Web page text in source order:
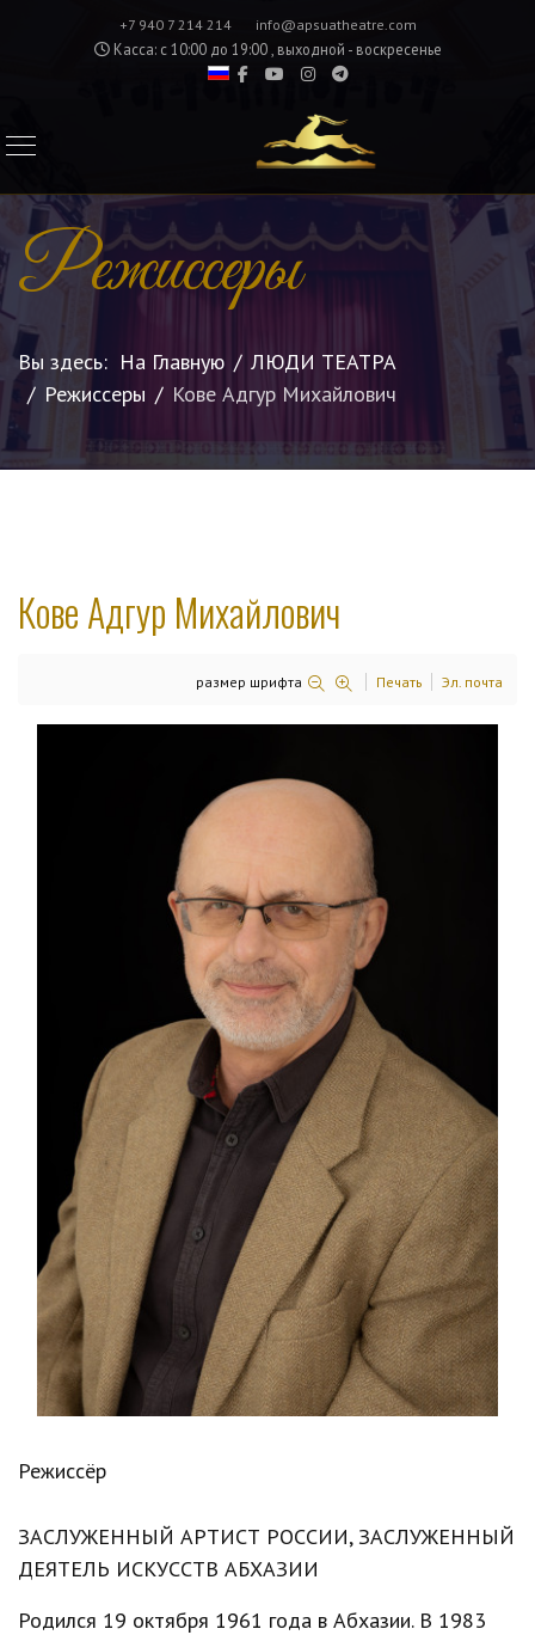
+7 940 7 214 214 info@apsuatheatre.com
Касса: с 10:00 до 19:00 , выходной - воскресенье
Режиссеры
Вы здесь: На Главную
ЛЮДИ ТЕАТРА
Режиссеры
Кове Адгур Михайлович
Кове Адгур Михайлович
размер шрифта Печать Эл. почта
Режиссёр
ЗАСЛУЖЕННЫЙ АРТИСТ РОССИИ, ЗАСЛУЖЕННЫЙ
ДЕЯТЕЛЬ ИСКУССТВ АБХАЗИИ
Родился 19 октября 1961 года в Абхазии. В 1983